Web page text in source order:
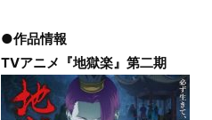
●作品情報
TVアニメ『地獄楽』第二期